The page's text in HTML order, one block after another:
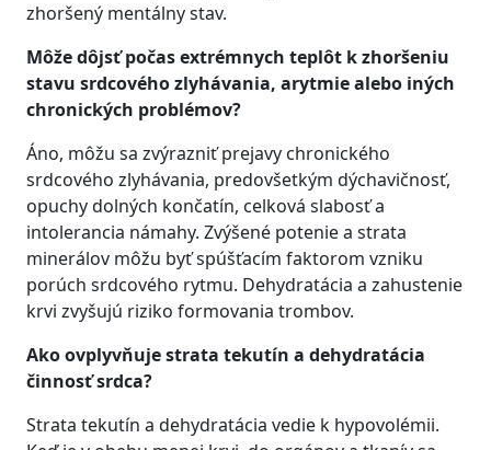
zhoršený mentálny stav.
Môže dôjsť počas extrémnych teplôt k zhoršeniu
stavu srdcového zlyhávania, arytmie alebo iných
chronických problémov?
Áno, môžu sa zvýrazniť prejavy chronického
srdcového zlyhávania, predovšetkým dýchavičnosť,
opuchy dolných končatín, celková slabosť a
intolerancia námahy. Zvýšené potenie a strata
minerálov môžu byť spúšťacím faktorom vzniku
porúch srdcového rytmu. Dehydratácia a zahustenie
krvi zvyšujú riziko formovania trombov.
Ako ovplyvňuje strata tekutín a dehydratácia
činnosť srdca?
Strata tekutín a dehydratácia vedie k hypovolémii.